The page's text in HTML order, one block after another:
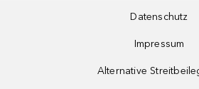
Datenschutz
Impressum
Alternative